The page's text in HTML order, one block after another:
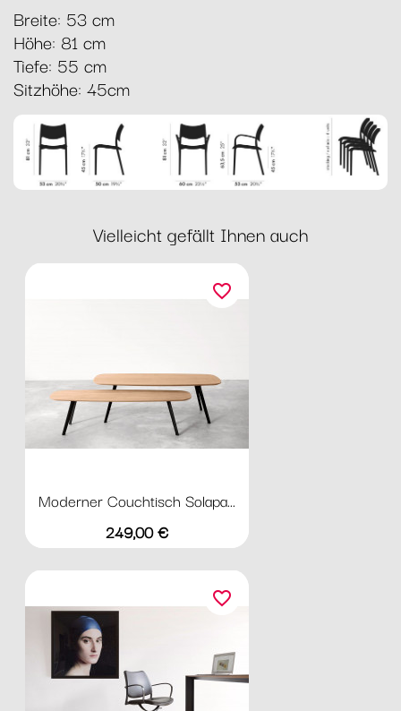
Breite: 53 cm
Höhe: 81 cm
Tiefe: 55 cm
Sitzhöhe: 45cm
Vielleicht gefällt Ihnen auch
Moderner Couchtisch Solapa...
Preis
249,00 €
favorite_border
favorite_border